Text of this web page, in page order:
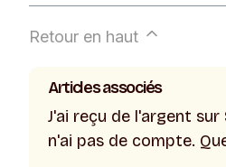
Retour en haut
Articles associés
J'ai reçu de l'argent sur
n'ai pas de compte.